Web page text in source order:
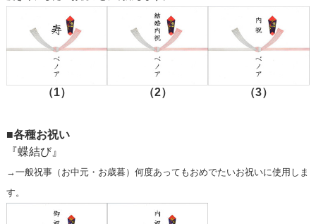
（1） （2） （3）
■各種お祝い
『蝶結び』
→一般祝事（お中元・お歳暮）何度あってもおめでたいお祝いに使用しま
す。